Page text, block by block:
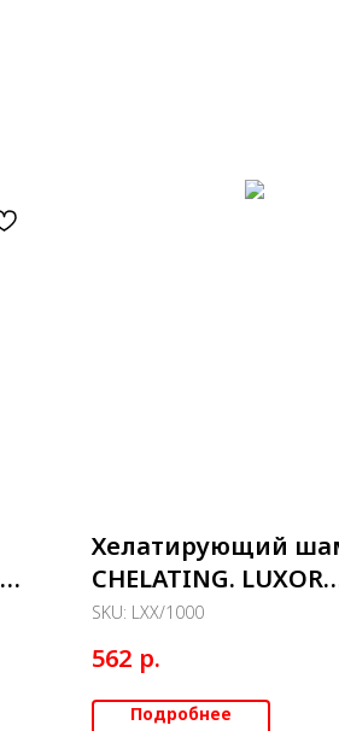
Хелатирующий
CHELATING. LUXOR
Professional 1000мл
SKU: LXX/1000
562 р.
Подробнее